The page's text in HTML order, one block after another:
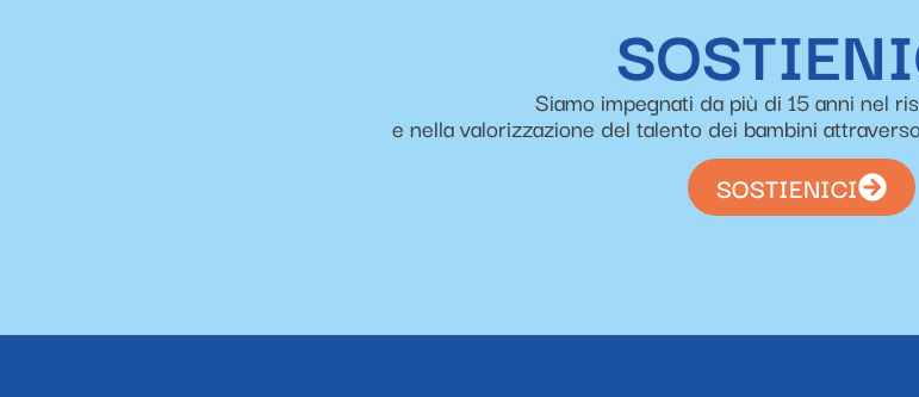
Siamo impegnati da più di 15 anni nel
e nella valorizzazione del talento dei bambini
SOSTIENICI